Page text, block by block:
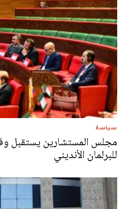
سياسة
مجلس المستشارين يستقبل
للبرلمان الأنديني